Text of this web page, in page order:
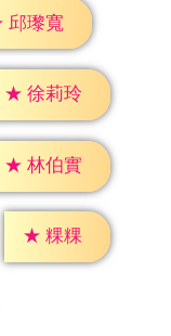
邱瓈寬
★ 徐莉玲
★ 林伯實
★ 粿粿